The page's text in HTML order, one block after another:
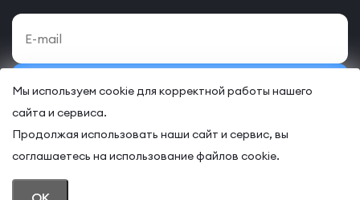
Даю своё согласие на обработку
сдоговором-оферты на оказание онлайн и/или офлайн услуг.
Мы используем cookie для корректной работы нашего
сайта и сервиса.
Продолжая использовать наши сайт и сервис, вы
соглашаетесь на использование файлов cookie.